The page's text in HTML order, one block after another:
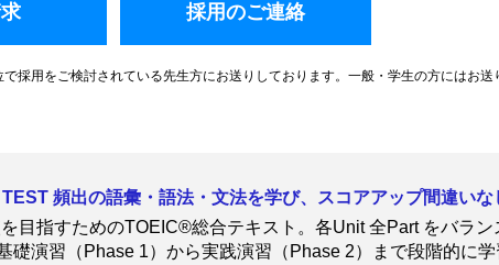
採用のご連絡
採用をご検討されている先生方にお送りしております。一般・学生の方にはお送
頻出の語彙・語法・文法を学び、スコアアップ間違いな
目指すためのTOEIC®総合テキスト。各Unit 全Part をバラン
礎演習（Phase 1）から実践演習（Phase 2）まで段階的に学